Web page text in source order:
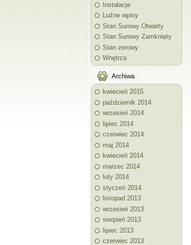
Instalacje
Luźne wpisy
Stan Surowy Otwarty
Stan Surowy Zamknięty
Stan zerowy
Wnętrza
Archiwa
kwiecień 2015
październik 2014
wrzesień 2014
lipiec 2014
czerwiec 2014
maj 2014
kwiecień 2014
marzec 2014
luty 2014
styczeń 2014
listopad 2013
wrzesień 2013
sierpień 2013
lipiec 2013
czerwiec 2013